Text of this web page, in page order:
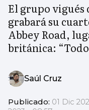
El grupo
grabará su
Abbey Road,
británica:
Saúl Cruz
Publicado: 01 Dic